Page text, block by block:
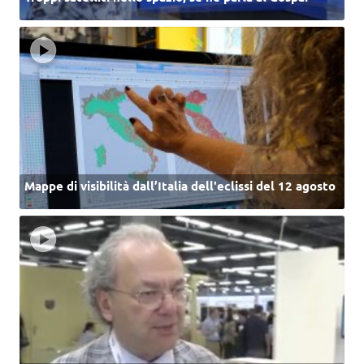
Mappe di visibilità dall’Italia dell'eclissi del 12 agosto